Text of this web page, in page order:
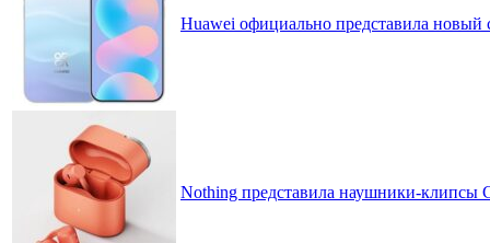
Huawei официально представила
Nothing представила наушники-клипсы